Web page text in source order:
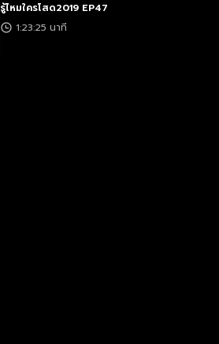
รู้ไหมใครโสด2019 EP47
1:23:25 นาที